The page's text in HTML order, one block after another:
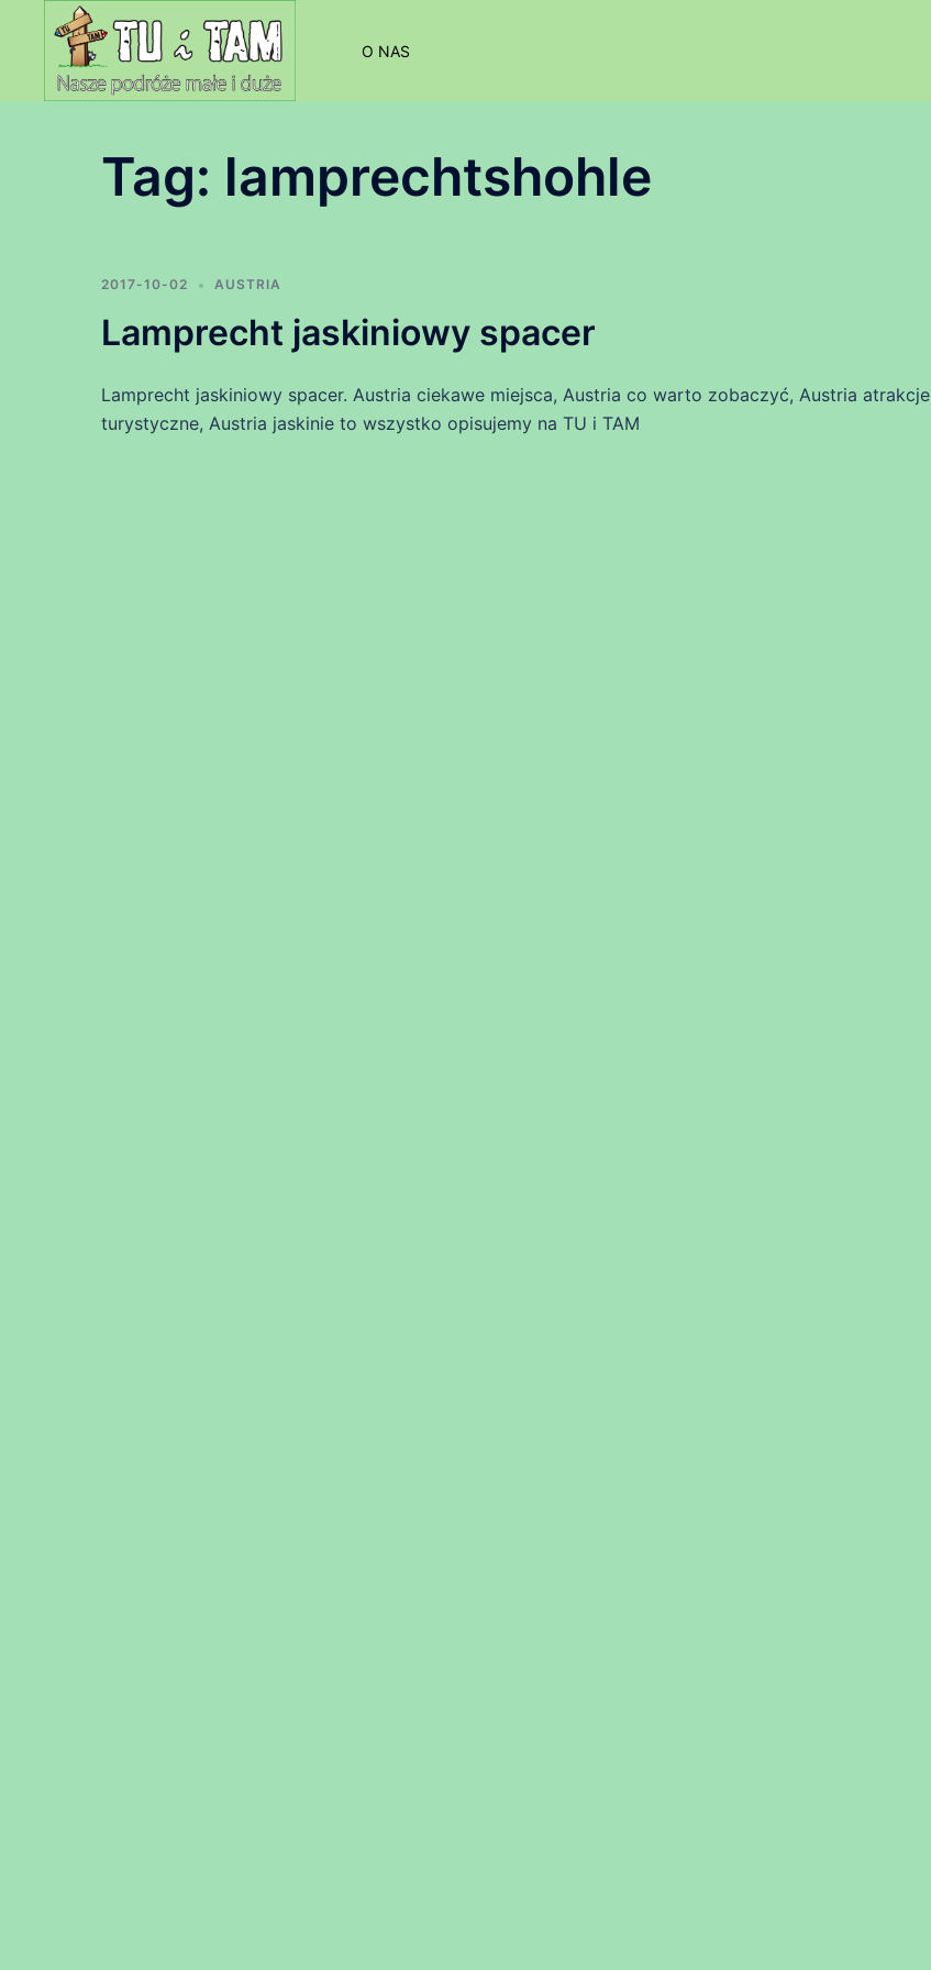
O NAS
Tag: lamprechtshohle
2017-10-02 AUSTRIA
Lamprecht jaskiniowy spacer
Lamprecht jaskiniowy spacer. Austria ciekawe miejsca, Austria co warto zobaczyć, Austria atrakcje
turystyczne, Austria jaskinie to wszystko opisujemy na TU i TAM